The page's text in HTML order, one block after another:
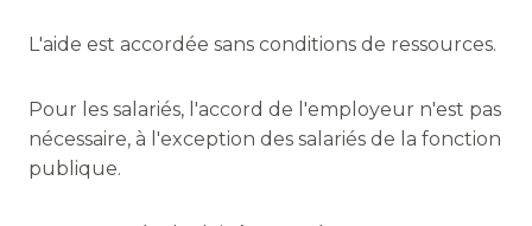
L'aide est accordée sans conditions de ressources.
Pour les salariés, l'accord de l'employeur n'est pas
nécessaire, à l'exception des salariés de la fonction
publique.